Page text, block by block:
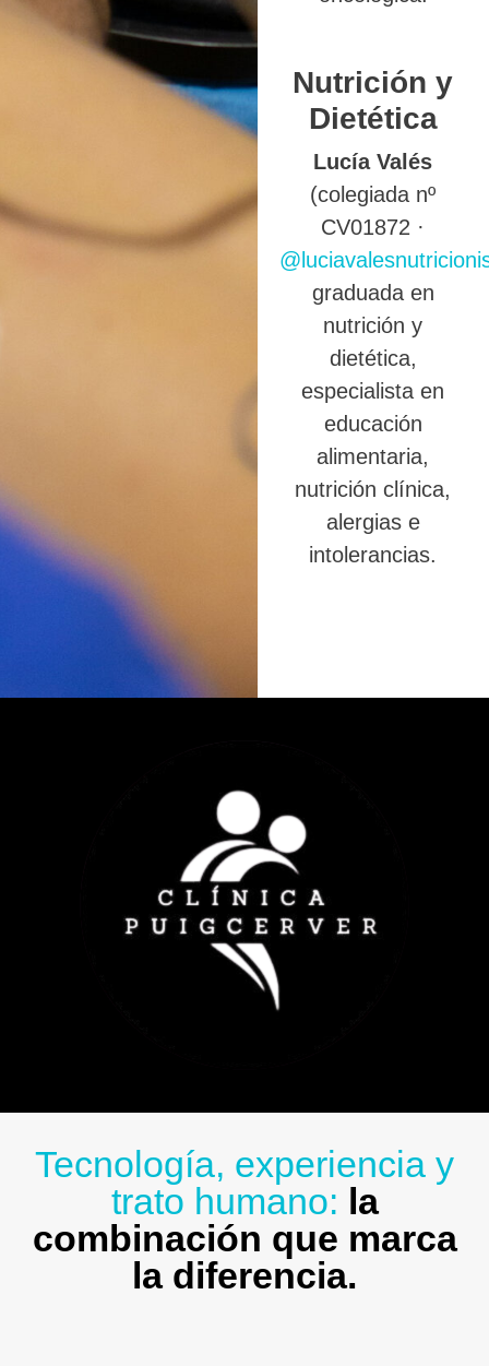
Nutrición y
Dietética
Lucía Valés
(colegiada nº
CV01872 ·
graduada en
nutrición y
dietética,
especialista en
educación
alimentaria,
nutrición clínica,
alergias e
intolerancias.
Tecnología, experiencia y
trato humano: la
combinación que marca
la diferencia.